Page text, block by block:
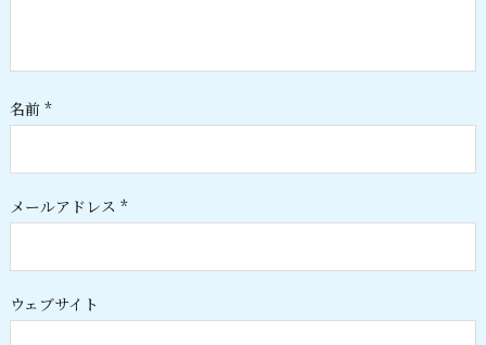
名前 *
メールアドレス *
ウェブサイト